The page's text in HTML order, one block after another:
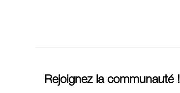
Rejoignez la communauté !